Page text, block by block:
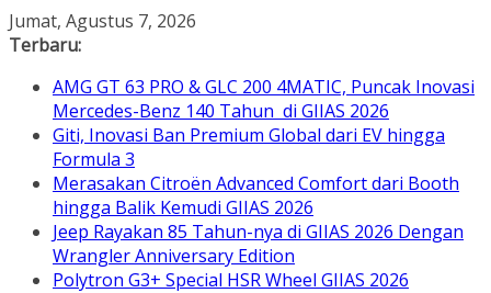
Skip
to
Jumat, Agustus 7, 2026
Terbaru:
AMG GT 63 PRO & GLC 200 4MATIC, Puncak Inovasi
Mercedes-Benz 140 Tahun di GIIAS 2026
Giti, Inovasi Ban Premium Global dari EV hingga
Formula 3
Merasakan Citroën Advanced Comfort dari Booth
hingga Balik Kemudi GIIAS 2026
Jeep Rayakan 85 Tahun-nya di GIIAS 2026 Dengan
Wrangler Anniversary Edition
Polytron G3+ Special HSR Wheel GIIAS 2026